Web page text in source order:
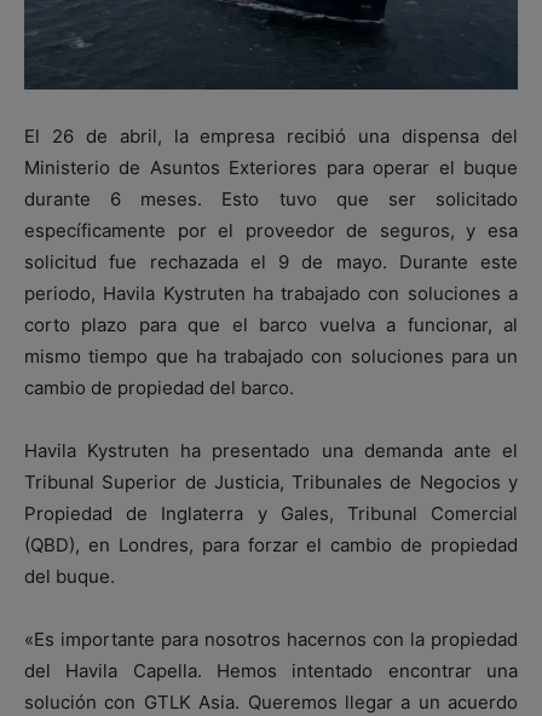
El 26 de abril, la empresa recibió una dispensa del
Ministerio de Asuntos Exteriores para operar el buque
durante 6 meses. Esto tuvo que ser solicitado
específicamente por el proveedor de seguros, y esa
solicitud fue rechazada el 9 de mayo. Durante este
periodo, Havila Kystruten ha trabajado con soluciones a
corto plazo para que el barco vuelva a funcionar, al
mismo tiempo que ha trabajado con soluciones para un
cambio de propiedad del barco.
Havila Kystruten ha presentado una demanda ante el
Tribunal Superior de Justicia, Tribunales de Negocios y
Propiedad de Inglaterra y Gales, Tribunal Comercial
(QBD), en Londres, para forzar el cambio de propiedad
del buque.
«Es importante para nosotros hacernos con la propiedad
del Havila Capella. Hemos intentado encontrar una
solución con GTLK Asia. Queremos llegar a un acuerdo